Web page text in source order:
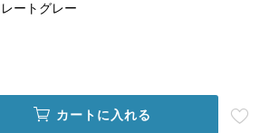
ートグレー
カートに入れる